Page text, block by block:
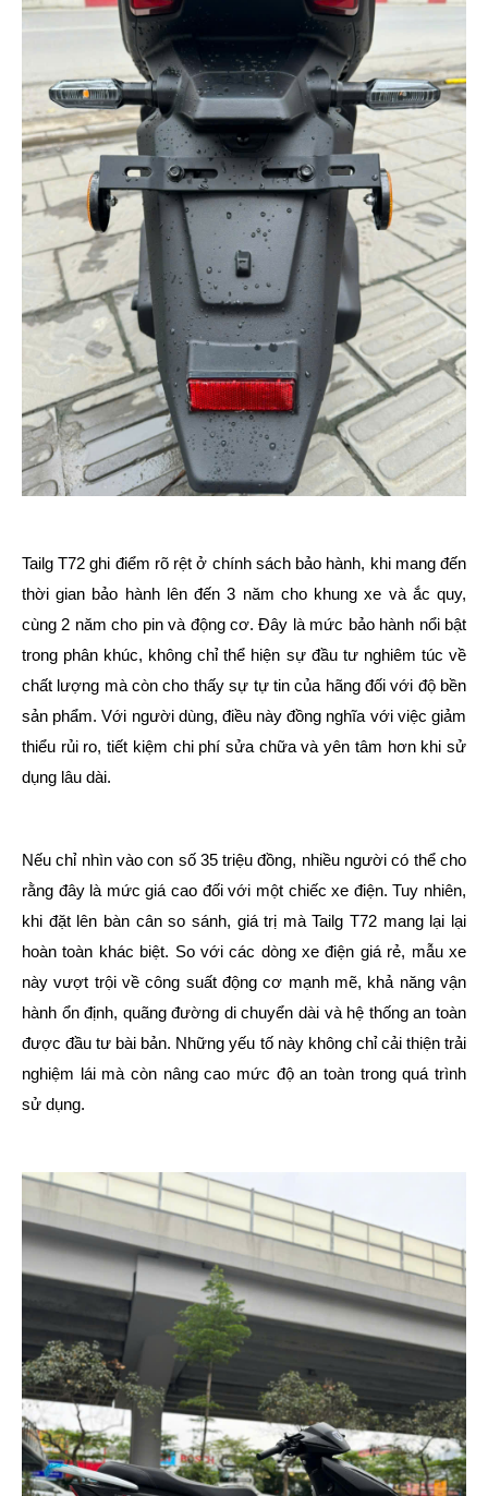
Tailg T72 ghi điểm rõ rệt ở chính sách bảo hành, khi mang đến
thời gian bảo hành lên đến 3 năm cho khung xe và ắc quy,
cùng 2 năm cho pin và động cơ. Đây là mức bảo hành nổi bật
trong phân khúc, không chỉ thể hiện sự đầu tư nghiêm túc về
chất lượng mà còn cho thấy sự tự tin của hãng đối với độ bền
sản phẩm. Với người dùng, điều này đồng nghĩa với việc giảm
thiểu rủi ro, tiết kiệm chi phí sửa chữa và yên tâm hơn khi sử
dụng lâu dài.
Nếu chỉ nhìn vào con số 35 triệu đồng, nhiều người có thể cho
rằng đây là mức giá cao đối với một chiếc xe điện. Tuy nhiên,
khi đặt lên bàn cân so sánh, giá trị mà Tailg T72 mang lại lại
hoàn toàn khác biệt. So với các dòng xe điện giá rẻ, mẫu xe
này vượt trội về công suất động cơ mạnh mẽ, khả năng vận
hành ổn định, quãng đường di chuyển dài và hệ thống an toàn
được đầu tư bài bản. Những yếu tố này không chỉ cải thiện trải
nghiệm lái mà còn nâng cao mức độ an toàn trong quá trình
sử dụng.